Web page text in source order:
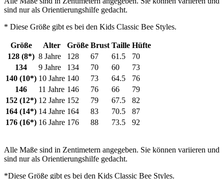
sind nur als Orientierungshilfe gedacht.
* Diese Größe gibt es bei den Kids Classic Bee Styles.
Größe Alter Größe Brust Taille Hüfte
128 (8*) 8 Jahre 128 67 61.5
70
134
9 Jahre 134 70 60
73
140 (10*) 10 Jahre 140 73 64.5
76
146
11 Jahre 146 76 66
79
152 (12*) 12 Jahre 152 79 67.5
82
164 (14*) 14 Jahre 164 83 70.5
87
176 (16*) 16 Jahre 176 88 73.5 92
Alle Maße sind in Zentimetern angegeben. Sie können variieren und
sind nur als Orientierungshilfe gedacht.
*Diese Größe gibt es bei den Kids Classic Bee Styles.